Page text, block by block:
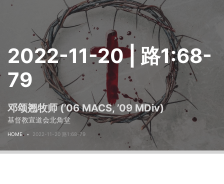
2022-11-20| 路1:68-
79
邓颂翘牧师 (’06 MACS, ’09 MDiv)
基督教宣道会北角堂
HOME 2022-11-20 路1:68-79